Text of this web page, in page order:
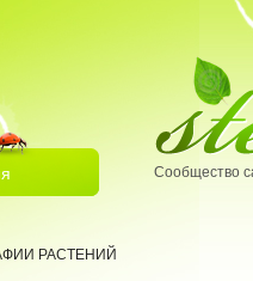
Сообщество
РАСТЕНИЙ